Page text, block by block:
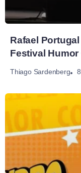
Rafael
Festival Humor
Thiago Sardenberg